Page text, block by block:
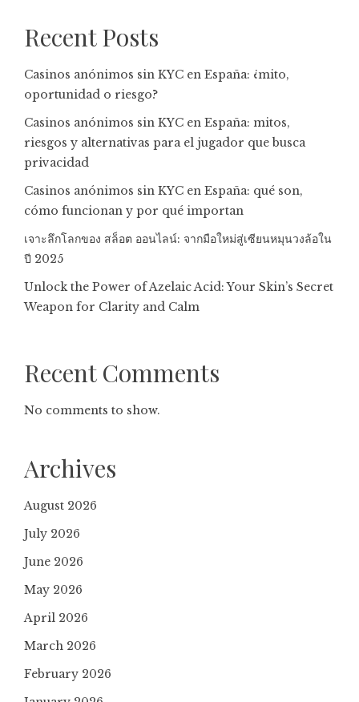
Recent Posts
Casinos anónimos sin KYC en España: ¿mito,
oportunidad o riesgo?
Casinos anónimos sin KYC en España: mitos,
riesgos y alternativas para el jugador que busca
privacidad
Casinos anónimos sin KYC en España: qué son,
cómo funcionan y por qué importan
เจาะลึกโลกของ สล็อต ออนไลน์: จากมือใหม่สู่เซียนหมุนวงล้อใน
ปี 2025
Unlock the Power of Azelaic Acid: Your Skin’s Secret
Weapon for Clarity and Calm
Recent Comments
No comments to show.
Archives
August 2026
July 2026
June 2026
May 2026
April 2026
March 2026
February 2026